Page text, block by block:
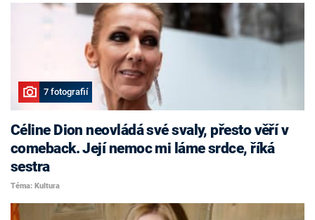
7 fotografií
Céline Dion neovládá své svaly, přesto věří v
comeback. Její nemoc mi láme srdce, říká
sestra
Téma: Kultura